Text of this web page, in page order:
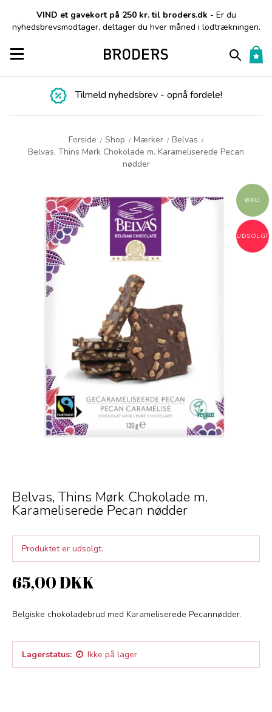
VIND et gavekort på 250 kr. til broders.dk - Er du
nyhedsbrevsmodtager, deltager du hver måned i lodtrækningen.
Toggle navigation
Tilmeld nyhedsbrev - opnå fordele!
Forside / Shop / Mærker / Belvas /
Belvas, Thins Mørk Chokolade m. Karameliserede Pecan
nødder
ØKO
UDSOLGT
Belvas, Thins Mørk Chokolade m.
Karameliserede Pecan nødder
Produktet er udsolgt.
65,00 DKK
Belgiske chokoladebrud med Karameliserede Pecannødder.
Lagerstatus: Ikke på lager